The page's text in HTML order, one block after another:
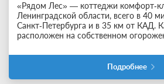
«Рядом Лес» — коттеджи
Ленинградской области, всего в 40
Санкт‑Петербурга и в 35 км от КАД.
расположен на собственном
Подробнее